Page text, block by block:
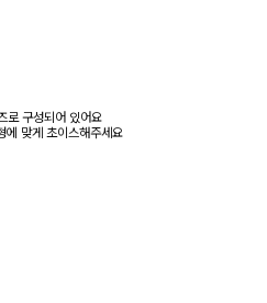
구성되어 있어요
에 맞게 초이스해주세요